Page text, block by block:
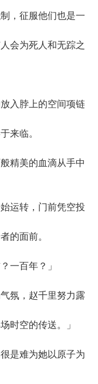
，征服他们也是一
会为死人和无踪之
入脖上的空间项链
来临。
精美的血滴从手中
运转，门前凭空投
的面前。
一百年？」
氛，赵千里努力露
时空的传送。」
是难为她以原子为